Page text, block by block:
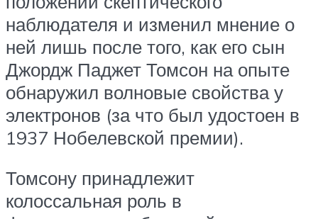
наблюдателя и изменил мнение о
ней лишь после того, как его сын
Джордж Паджет Томсон на опыте
обнаружил волновые свойства у
электронов (за что был удостоен в
1937 Нобелевской премии).
Томсону принадлежит
колоссальная роль в